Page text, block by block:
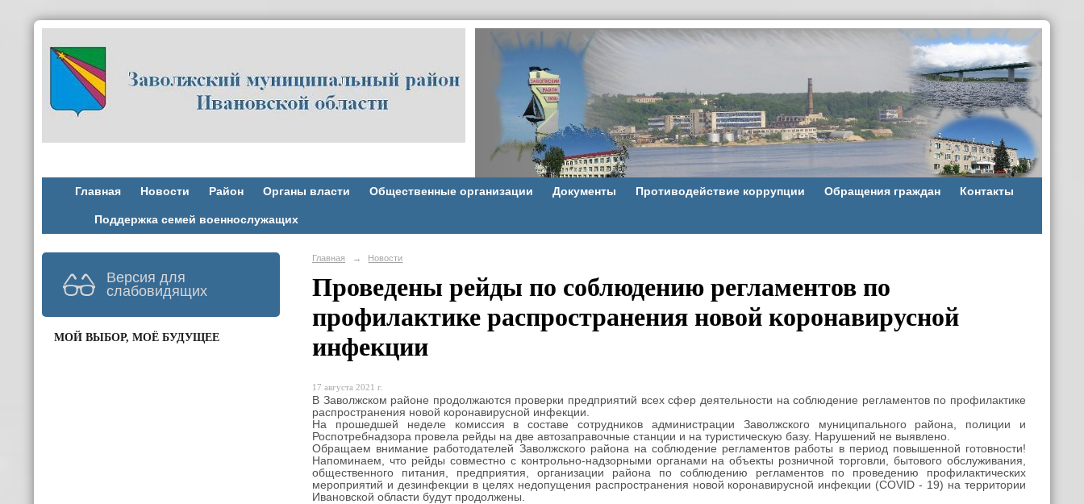
Главная Новости Район Органы власти Общественные организации Документы Противодействие коррупции Обращения граждан Контакты
Поддержка семей военнослужащих
Версия для
слабовидящих
МОЙ ВЫБОР, МОЁ БУДУЩЕЕ
Главная → Новости
Проведены рейды по соблюдению регламентов по
профилактике распространения новой коронавирусной
инфекции
17 августа 2021 г.
В Заволжском районе продолжаются проверки предприятий всех сфер деятельности на соблюдение регламентов по профилактике
распространения новой коронавирусной инфекции.
На прошедшей неделе комиссия в составе сотрудников администрации Заволжского муниципального района, полиции и
Роспотребнадзора провела рейды на две автозаправочные станции и на туристическую базу. Нарушений не выявлено.
Обращаем внимание работодателей Заволжского района на соблюдение регламентов работы в период повышенной готовности!
Напоминаем, что рейды совместно с контрольно-надзорными органами на объекты розничной торговли, бытового обслуживания,
общественного питания, предприятия, организации района по соблюдению регламентов по проведению профилактических
мероприятий и дезинфекции в целях недопущения распространения новой коронавирусной инфекции (COVID - 19) на территории
Ивановской области будут продолжены.